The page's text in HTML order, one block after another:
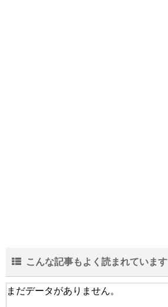
こんな記事もよく読まれています
まだデータがありません。